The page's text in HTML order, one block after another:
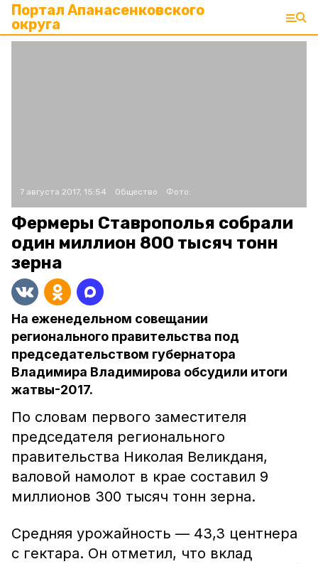
Портал Апанасенковского
округа
7 августа 2017, 15:54 Общество Фото:
Фермеры Ставрополья собрали
один миллион 800 тысяч тонн
зерна
На еженедельном совещании
регионального правительства под
председательством губернатора
Владимира Владимирова обсудили итоги
жатвы-2017.
По словам первого заместителя
председателя регионального
правительства Николая Великданя,
валовой намолот в крае составил 9
миллионов 300 тысяч тонн зерна.
Средняя урожайность — 43,3 центнера
с гектара. Он отметил, что вклад